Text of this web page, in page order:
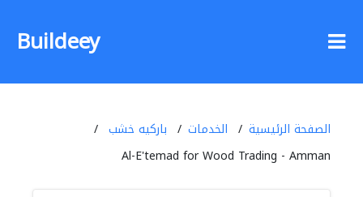
Buildeey
الصفحة الرئيسية الخدمات
باركيه خشب
Al-E'temad for Wood Trading - Amman